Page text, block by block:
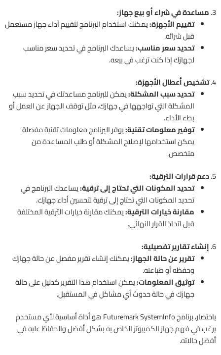
3. مساعدة في شراء أو بيع جهاز:
تقييم الأجهزة:يمكنك استخدام البرنامج لتقييم أداء جهاز مستعمل
قبل شرائه.
تحديد سعر مناسب:يساعدك البرنامج في تحديد سعر مناسب
لجهازك إذا كنت ترغب في بيعه.
4. تشخيص أعطال الأجهزة:
تحديد سبب المشكلة:يمكن للبرنامج مساعدتك في تحديد سبب
المشكلة التي تواجهها في جهازك، مثل توقف الجهاز عن العمل أو
بطء الأداء.
توفير معلومات تقنية:يوفر البرنامج معلومات تقنية مفصلة
يمكن استخدامها لإصلاح المشكلة أو طلب المساعدة من
متخصص.
5. دعم قرارات الترقية:
تحديد المكونات التي تحتاج إلى ترقية:يساعدك البرنامج في
تحديد المكونات التي تحتاج إلى ترقية لتحسين أداء جهازك.
مقارنة خيارات الترقية:يمكنك مقارنة خيارات الترقية المختلفة
قبل اتخاذ القرار النهائي.
6. إنشاء تقارير تفصيلية:
تقرير عن حالة الجهاز:يمكنك إنشاء تقرير مفصل عن حالة جهازك
وحفظه أو طباعته.
توثيق المعلومات:يمكن استخدام هذا التقرير كدليل على حالة
جهازك في حالة حدوث أي مشاكل في المستقبل.
باختصار، برنامج Futuremark SystemInfo هو أداة أساسية لأي مستخدم
يرغب في فهم جهاز الكمبيوتر الخاص به بشكل أفضل والحفاظ عليه في
أفضل حالاته.